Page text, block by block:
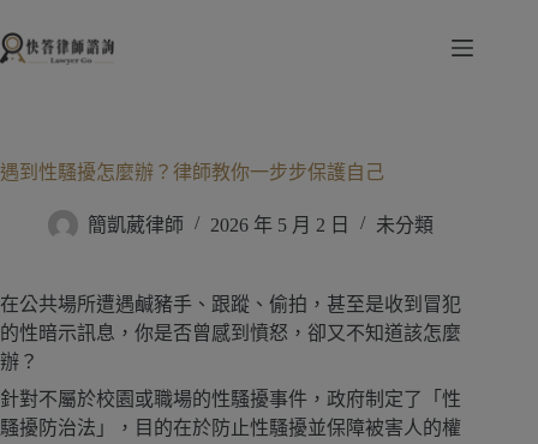
至
容
遇到性騷擾怎麼辦？律師教你一步步保護自己
簡凱葳律師 2026 年 5 月 2 日 未分類
在公共場所遭遇鹹豬手、跟蹤、偷拍，甚至是收到冒犯
的性暗示訊息，你是否曾感到憤怒，卻又不知道該怎麼
辦？
針對不屬於校園或職場的性騷擾事件，政府制定了「性
騷擾防治法」，目的在於防止性騷擾並保障被害人的權